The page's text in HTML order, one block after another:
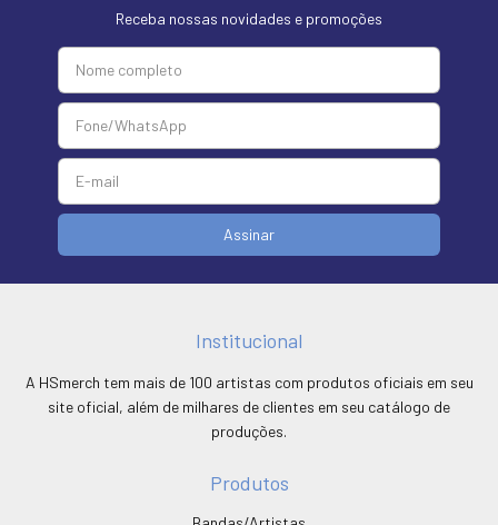
Receba nossas novidades e promoções
Institucional
A HSmerch tem mais de 100 artistas com produtos oficiais em seu
site oficial, além de milhares de clientes em seu catálogo de
produções.
Produtos